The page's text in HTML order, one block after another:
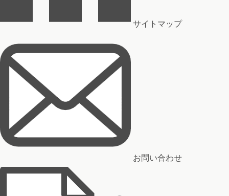
サイトマップ
お問い合わせ